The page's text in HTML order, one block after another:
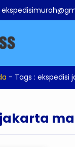
- Tags : ekspedisi